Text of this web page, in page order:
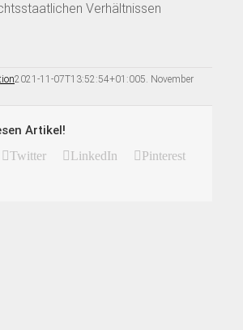
Verhältnissen
2021-11-07T13:52:54+01:005. November
Artikel!
Twitter LinkedIn
Pinterest